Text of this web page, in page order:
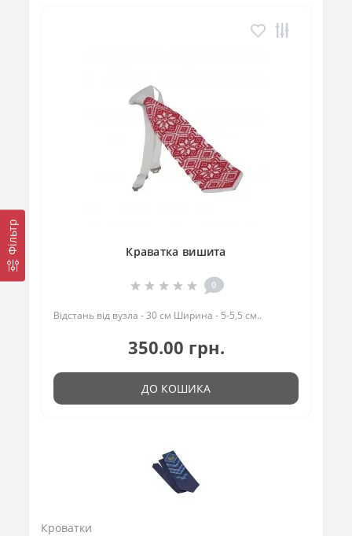
Фільтр Краватка вишита
0
Відстань від вузла - 30 см Ширина - 5-5,5 см..
350.00 грн.
ДО КОШИКА
Кроватки